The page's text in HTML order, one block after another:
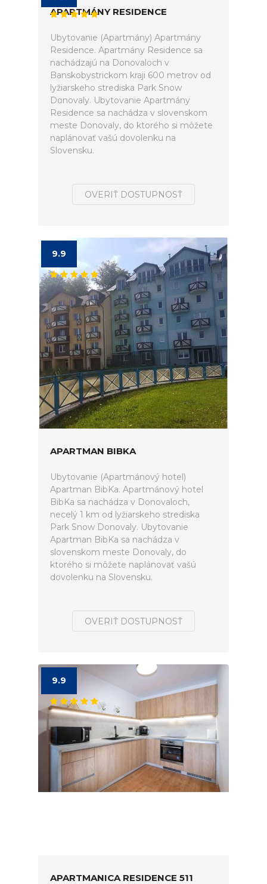
APARTMÁNY RESIDENCE
Ubytovanie (Apartmány) Apartmány
Residence. Apartmány Residence sa
nachádzajú na Donovaloch v
Banskobystrickom kraji 600 metrov od
lyžiarskeho strediska Park Snow
Donovaly. Ubytovanie Apartmány
Residence sa nachádza v slovenskom
meste Donovaly, do ktorého si môžete
naplánovať vašú dovolenku na
Slovensku.
OVERIŤ DOSTUPNOSŤ
9.9
APARTMAN BIBKA
Ubytovanie (Apartmánový hotel)
Apartman BibKa. Apartmánový hotel
BibKa sa nachádza v Donovaloch,
necelý 1 km od lyžiarskeho strediska
Park Snow Donovaly. Ubytovanie
Apartman BibKa sa nachádza v
slovenskom meste Donovaly, do
ktorého si môžete naplánovať vašú
dovolenku na Slovensku.
OVERIŤ DOSTUPNOSŤ
9.9
APARTMANICA RESIDENCE 511